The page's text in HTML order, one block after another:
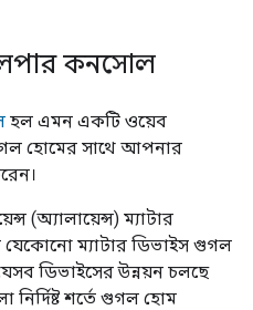
কনসোল
হল এমন একটি ওয়েব
হোমের সাথে আপনার
(অ্যালায়েন্স) ম্যাটার
যেকোনো ম্যাটার ডিভাইস গুগল
ডিভাইসের উন্নয়ন চলছে
নির্দিষ্ট শর্তে গুগল হোম